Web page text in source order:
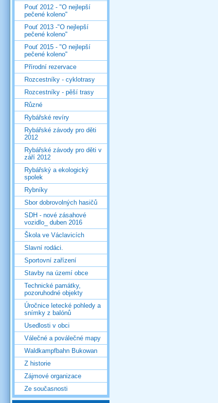
Pouť 2012 - "O nejlepší
pečené koleno"
Pouť 2013 -"O nejlepší
pečené koleno"
Pouť 2015 - "O nejlepší
pečené koleno"
Přírodní rezervace
Rozcestníky - cyklotrasy
Rozcestníky - pěší trasy
Různé
Rybářské revíry
Rybářské závody pro děti
2012
Rybářské závody pro děti v
září 2012
Rybářský a ekologický
spolek
Rybníky
Sbor dobrovolných hasičů
SDH - nové zásahové
vozidlo_ duben 2016
Škola ve Václavicích
Slavní rodáci.
Sportovní zařízení
Stavby na území obce
Technické památky,
pozoruhodné objekty
Úročnice letecké pohledy a
snímky z balónů
Usedlosti v obci
Válečné a poválečné mapy
Waldkampfbahn Bukowan
Z historie
Zájmové organizace
Ze současnosti